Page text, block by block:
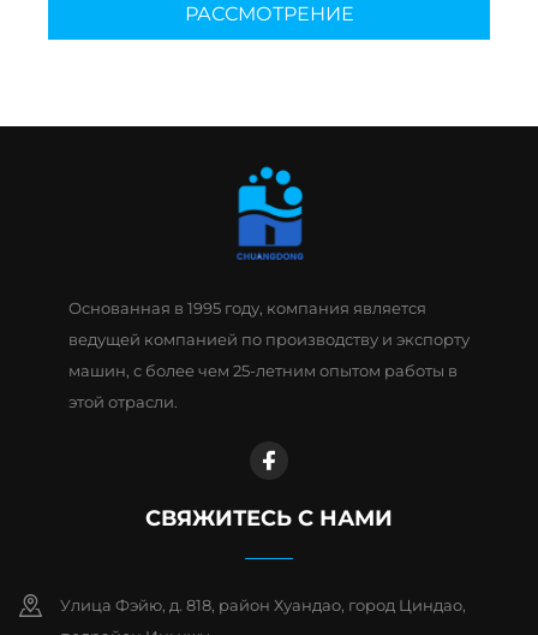
РАССМОТРЕНИЕ
Основанная в 1995 году, компания является
ведущей компанией по производству и экспорту
машин, с более чем 25-летним опытом работы в
этой отрасли.
СВЯЖИТЕСЬ С НАМИ
Улица Фэйю, д. 818, район Хуандао, город Циндао,